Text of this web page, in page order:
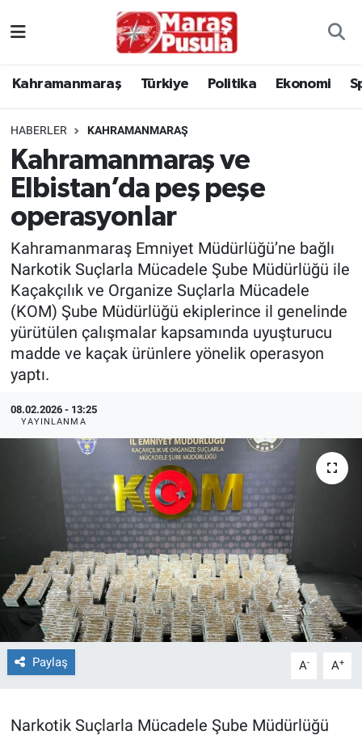
Kahramanmaraş Türkiye Politika Ekonomi
HABERLER KAHRAMANMARAŞ
Kahramanmaraş ve
Elbistan’da peş peşe
operasyonlar
Kahramanmaraş Emniyet Müdürlüğü’ne bağlı
Narkotik Suçlarla Mücadele Şube Müdürlüğü ile
Kaçakçılık ve Organize Suçlarla Mücadele
(KOM) Şube Müdürlüğü ekiplerince il genelinde
yürütülen çalışmalar kapsamında uyuşturucu
madde ve kaçak ürünlere yönelik operasyon
yaptı.
08.02.2026 - 13:25
YAYINLANMA
Paylaş A- A+
Narkotik Suçlarla Mücadele Şube Müdürlüğü
Politika
Ekonomi
Spor
Kültür Sanat
Sağlık
İlçeler
MAGAZİN
Bilim, Teknoloji
ASAYİŞ
ÇEVRE
HABERDE İNSAN
EĞİTİM
İstanbul Trafik Yoğunluk Haritası
Süper Lig Puan Durumu ve Fikstür
Tüm Manşetler
Son Dakika Haberleri
Haber Arşivi